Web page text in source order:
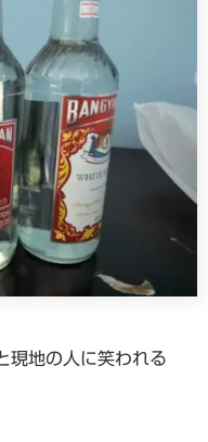
現地の人に笑われる